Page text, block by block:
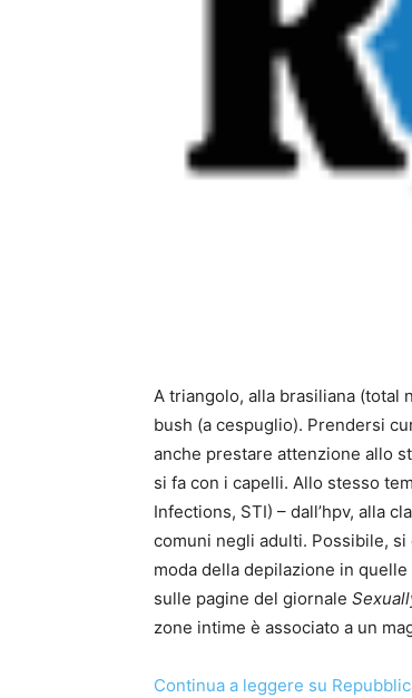
A triangolo, alla brasiliana (total
bush (a cespuglio). Prendersi
anche prestare attenzione allo
si fa con i capelli. Allo stesso
Infections, STI) – dall’hpv, alla
comuni negli adulti. Possibile,
moda della depilazione in
sulle pagine del giornale
zone intime è associato a un
Continua a leggere su